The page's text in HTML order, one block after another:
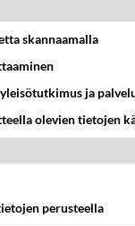
tms..
skannaamalla
ja
olevien tietojen
perusteella